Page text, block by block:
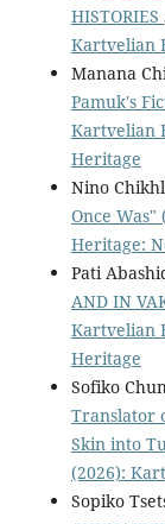
HISTORIES
Kartvelian
Manana
Pamuk's
Kartvelian
Heritage
Nino
Once Was"
Heritage:
Pati
AND IN
Kartvelian
Heritage
Sofiko
Translator
Skin into
(2026):
Sopiko